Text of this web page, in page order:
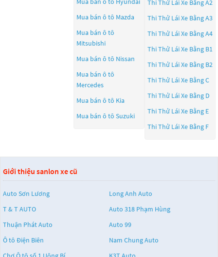
Mua bán ô tô Mazda
Mua bán ô tô
Mitsubishi
Mua bán ô tô Nissan
Mua bán ô tô
Mercedes
Mua bán ô tô Kia
Mua bán ô tô Suzuki
Thi Thử Lái Xe Bằng A2
Thi Thử Lái Xe Bằng A3
Thi Thử Lái Xe Bằng A4
Thi Thử Lái Xe Bằng B1
Thi Thử Lái Xe Bằng B2
Thi Thử Lái Xe Bằng C
Thi Thử Lái Xe Bằng D
Thi Thử Lái Xe Bằng E
Thi Thử Lái Xe Bằng F
Giới thiệu sanlon xe cũ
Auto Sơn Lương
Long Anh Auto
T & T AUTO
Auto 318 Phạm Hùng
Thuận Phát Auto
Auto 99
Ô tô Điện Biên
Nam Chung Auto